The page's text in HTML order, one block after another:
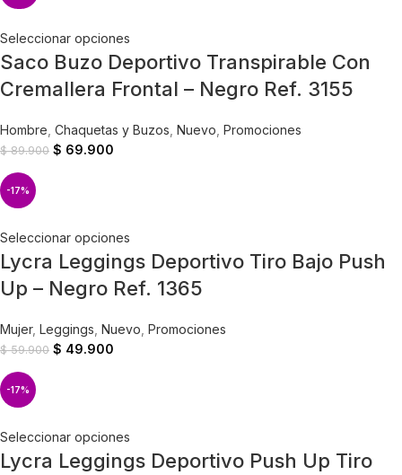
Seleccionar opciones
Saco Buzo Deportivo Transpirable Con
Cremallera Frontal – Negro Ref. 3155
Hombre Chaquetas y Buzos Nuevo Promociones
$89.900 $ 69.900
-17%
Seleccionar opciones
Lycra Leggings Deportivo Tiro Bajo Push
Up – Negro Ref. 1365
Mujer, Leggings Nuevo Promociones
$59.900 $ 49.900
-17%
Seleccionar opciones
Lycra Leggings Deportivo Push Up Tiro